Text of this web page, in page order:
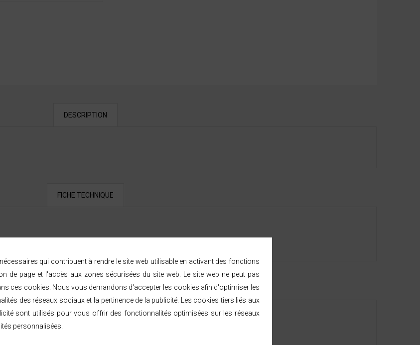
DESCRIPTION
FICHE TECHNIQUE
LIVRAISON & RETOURS
qui contribuent à rendre le site web utilisable en activant des fonctions
de page et l'accès aux zones sécurisées du site web. Le site web ne peut pas
ces cookies. Nous vous demandons d'accepter les cookies afin d'optimiser les
des réseaux sociaux et la pertinence de la publicité. Les cookies tiers liés aux
sont utilisés pour vous offrir des fonctionnalités optimisées sur les réseaux
personnalisées.